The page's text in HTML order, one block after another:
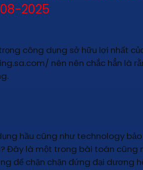
2025
công dụng sở hữu lợi nhất
nên nên chắc hẳn là
hầu cũng như technology
Đây là một trong bài toán cũng
để chặn chặn đứng đại dương